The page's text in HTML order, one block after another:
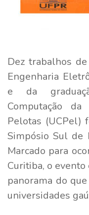
Dez trabalhos
Engenharia
e da
Computação
Pelotas (UCPel)
Simpósio Sul de
Marcado para
Curitiba, o
panorama do
universidades